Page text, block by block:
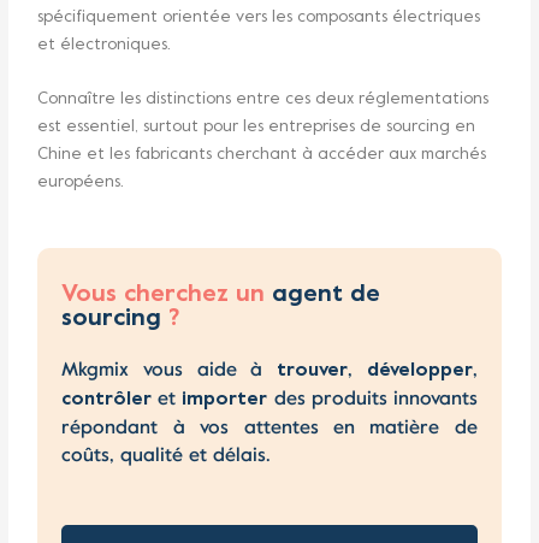
spécifiquement orientée vers les composants électriques
et électroniques.
Connaître les distinctions entre ces deux réglementations
est essentiel, surtout pour les entreprises de sourcing en
Chine et les fabricants cherchant à accéder aux marchés
européens.
Vous cherchez un agent de
sourcing ?
Mkgmix vous aide à trouver, développer,
contrôler et importer des produits innovants
répondant à vos attentes en matière de
coûts, qualité et délais.